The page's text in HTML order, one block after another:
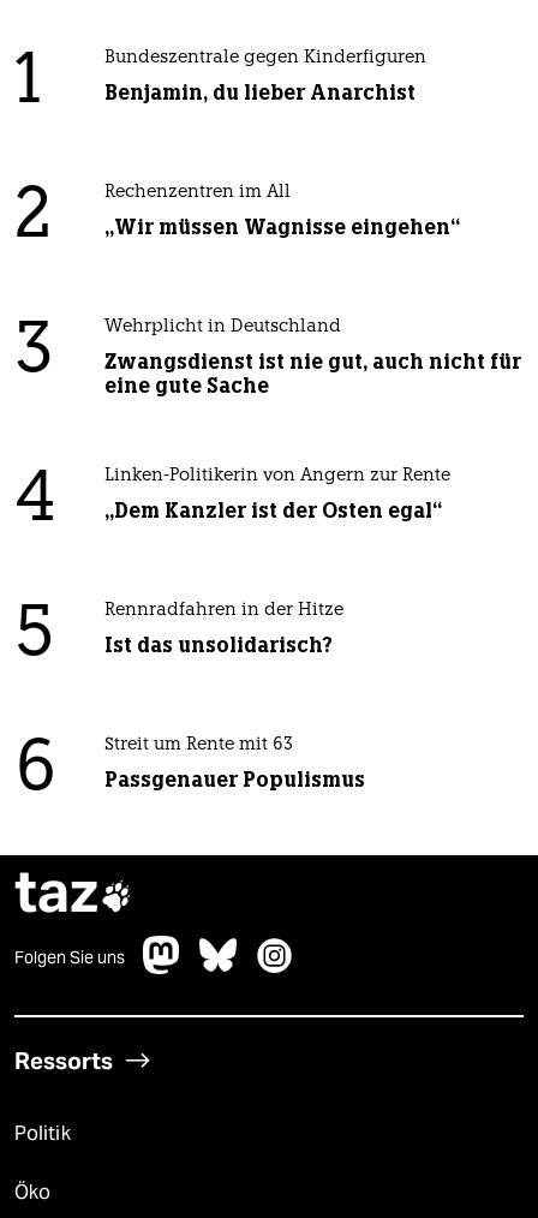
1 Bundeszentrale gegen Kinderfiguren
Benjamin, du lieber Anarchist
2 Rechenzentren im All
„Wir müssen Wagnisse eingehen“
3 Wehrplicht in Deutschland
Zwangsdienst ist nie gut, auch nicht für
eine gute Sache
4 Linken-Politikerin von Angern zur Rente
„Dem Kanzler ist der Osten egal“
5 Rennradfahren in der Hitze
Ist das unsolidarisch?
6 Streit um Rente mit 63
Passgenauer Populismus
taz
Folgen Sie uns
Ressorts
Politik
Öko